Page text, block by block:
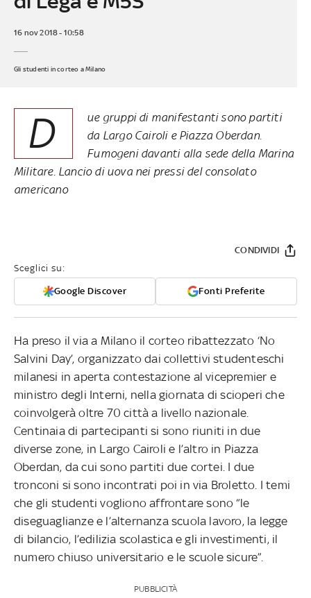
16 nov 2018 - 10:58
Gli studenti in corteo a Milano
D
ue gruppi di manifestanti sono partiti
da Largo Cairoli e Piazza Oberdan.
Fumogeni davanti alla sede della Marina
Militare. Lancio di uova nei pressi del consolato
americano
Sceglici su:
Google Discover Fonti Preferite
CONDIVIDI
Ha preso il via a Milano il corteo ribattezzato ‘No
Salvini Day’, organizzato dai collettivi studenteschi
milanesi in aperta contestazione al vicepremier e
ministro degli Interni, nella giornata di scioperi che
coinvolgerà oltre 70 città a livello nazionale.
Centinaia di partecipanti si sono riuniti in due
diverse zone, in Largo Cairoli e l’altro in Piazza
Oberdan, da cui sono partiti due cortei. I due
tronconi si sono incontrati poi in via Broletto. I temi
che gli studenti vogliono affrontare sono “le
diseguaglianze e l’alternanza scuola lavoro, la legge
di bilancio, l’edilizia scolastica e gli investimenti, il
numero chiuso universitario e le scuole sicure”.
PUBBLICITÀ